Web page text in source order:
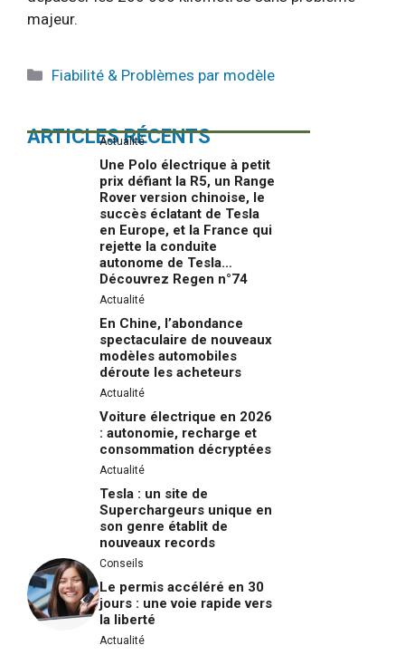
majeur.
Catégories
Fiabilité & Problèmes par modèle
ARTICLES RÉCENTS
Actualité
Une Polo électrique à petit
prix défiant la R5, un Range
Rover version chinoise, le
succès éclatant de Tesla
en Europe, et la France qui
rejette la conduite
autonome de Tesla…
Découvrez Regen n°74
Actualité
En Chine, l’abondance
spectaculaire de nouveaux
modèles automobiles
déroute les acheteurs
Actualité
Voiture électrique en 2026
: autonomie, recharge et
consommation décryptées
Actualité
Tesla : un site de
Superchargeurs unique en
son genre établit de
nouveaux records
Conseils
Le permis accéléré en 30
jours : une voie rapide vers
la liberté
Actualité